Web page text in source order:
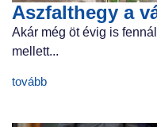
Aszfalthegy a
Akár még öt évig is
mellett...
tovább